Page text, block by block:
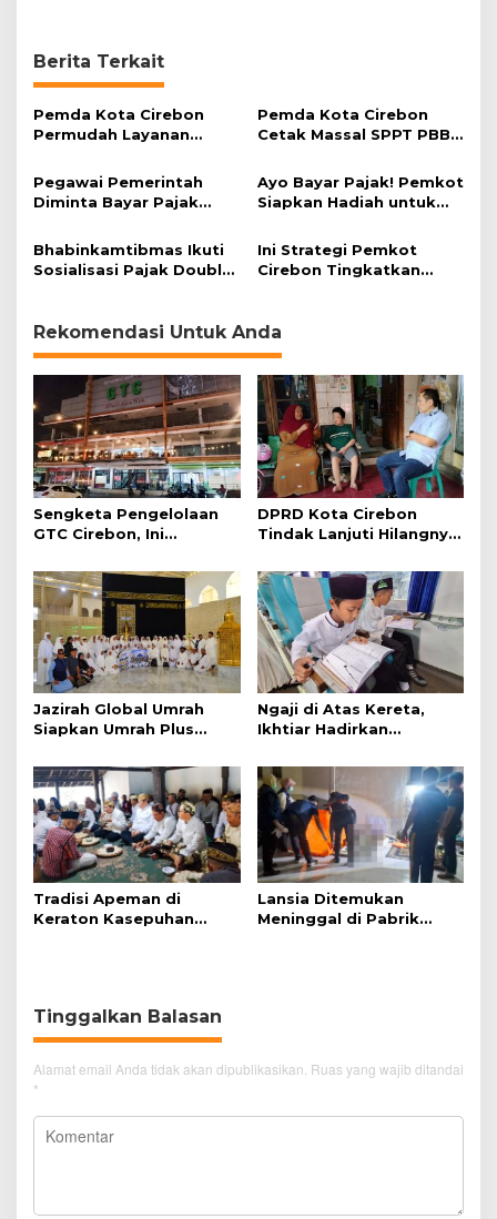
Berita Terkait
Pemda Kota Cirebon
Permudah Layanan
Pemda Kota Cirebon
Cetak Massal SPPT PBB-
Pegawai Pemerintah
Diminta Bayar Pajak
Ayo Bayar Pajak! Pemkot
Siapkan Hadiah untuk
Pajak
Bhabinkamtibmas Ikuti
Sosialisasi Pajak Double
Ini Strategi Pemkot
Cirebon Tingkatkan
Rekomendasi Untuk Anda
Sengketa Pengelolaan
GTC Cirebon, Ini
Simanjuntak
DPRD Kota Cirebon
Tindak Lanjuti Hilangnya
Disabilitas
Jazirah Global Umrah
Siapkan Umrah Plus
Baru 2027
Ngaji di Atas Kereta,
Ikhtiar Hadirkan
Nyaman
Tradisi Apeman di
Keraton Kasepuhan
Lansia Ditemukan
Meninggal di Pabrik
Tinggalkan Balasan
Alamat email Anda tidak akan dipublikasikan. Ruas yang wajib ditandai
*